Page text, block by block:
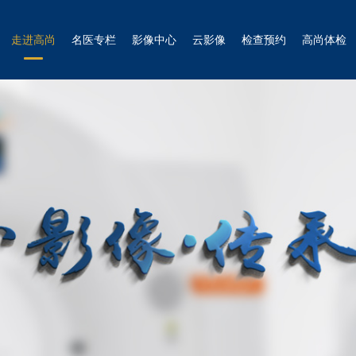
走进高尚 名医专栏 影像中心 云影像 检查预约 高尚体检